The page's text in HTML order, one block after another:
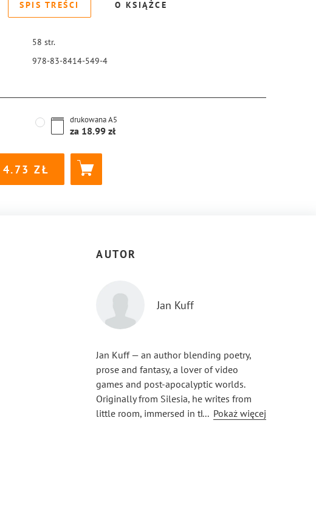
SPIS TREŚCI O KSIĄŻCE
58 str.
978-83-8414-549-4
drukowanaA5
za 18.99
4.73
AUTOR
Jan Kuff
Jan Kuff — an author blending poetry,
prose and fantasy, a lover of video
games and post-apocalyptic worlds.
Originally from Silesia, he writes from
little room, immersed in the Metro series
... Pokaż więcej